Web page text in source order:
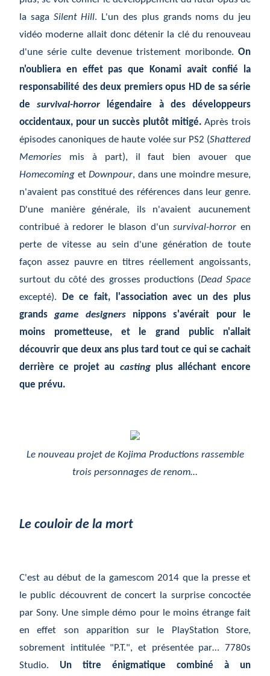
la saga Silent Hill. L'un des plus grands noms du jeu
vidéo moderne allait donc détenir la clé du renouveau
d'une série culte devenue tristement moribonde. On
n'oubliera en effet pas que Konami avait confié la
responsabilité des deux premiers opus HD de sa série
desurvival-horror légendaire à des développeurs
occidentaux, pour un succès plutôt mitigé. Après trois
épisodes canoniques de haute volée sur PS2 (Shattered
Memories mis à part), il faut bien avouer que
Homecoming et Downpour, dans une moindre mesure,
n'avaient pas constitué des références dans leur genre.
D'une manière générale, ils n'avaient aucunement
contribué à redorer le blason d'unsurvival-horror en
perte de vitesse au sein d'une génération de toute
façon assez pauvre en titres réellement angoissants,
surtout du côté des grosses productions (Dead Space
excepté).
De ce fait, l'association avec un des plus
grandsgame designersnippons s'avérait pour le
moins prometteuse, et le grand public n'allait
découvrir que deux ans plus tard tout ce qui se cachait
derrière ce projet au castingplus alléchant encore
que prévu.
Le nouveau projet de Kojima Productions rassemble
trois personnages de renom…
Le couloir de la mort
C'est au début de la gamescom 2014 que la presse et
le public découvrent de concert la surprise concoctée
par Sony. Une simple démo pour le moins étrange fait
en effet son apparition sur le PlayStation Store,
sobrement intitulée "P.T.", et présentée par… 7780s
Studio. Un titre énigmatique combiné à un